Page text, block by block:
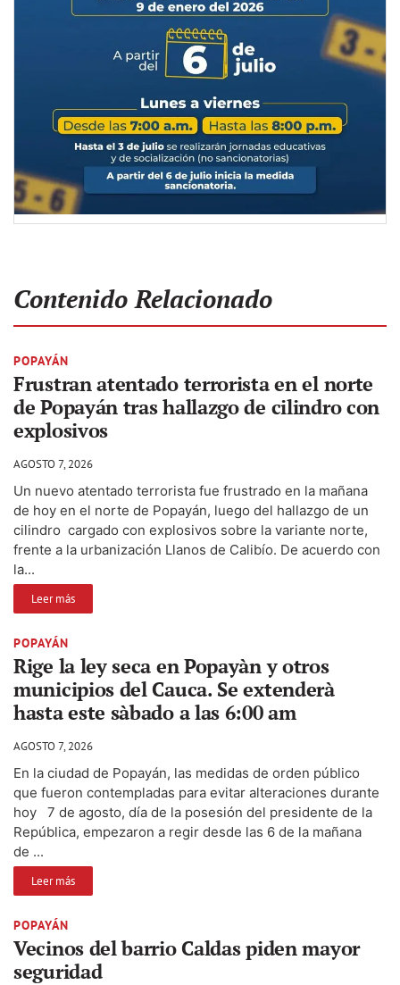
Contenido Relacionado
POPAYÁN
Frustran atentado terrorista en el norte
de Popayán tras hallazgo de cilindro con
explosivos
AGOSTO 7, 2026
Un nuevo atentado terrorista fue frustrado en la mañana
de hoy en el norte de Popayán, luego del hallazgo de un
cilindro cargado con explosivos sobre la variante norte,
frente a la urbanización Llanos de Calibío. De acuerdo con
la...
Leer más
POPAYÁN
Rige la ley seca en Popayàn y otros
municipios del Cauca. Se extenderà
hasta este sàbado a las 6:00 am
AGOSTO 7, 2026
En la ciudad de Popayán, las medidas de orden público
que fueron contempladas para evitar alteraciones durante
hoy 7 de agosto, día de la posesión del presidente de la
República, empezaron a regir desde las 6 de la mañana
de ...
Leer más
POPAYÁN
Vecinos del barrio Caldas piden mayor
seguridad